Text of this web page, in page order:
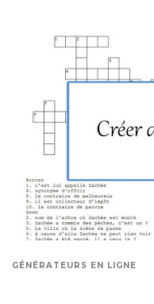
GÉNÉRATEURS EN LIGNE